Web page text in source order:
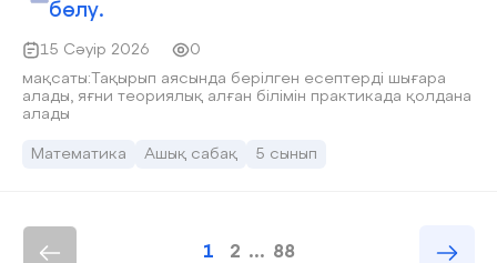
бөлу.
15 Сәуір 2026
0
мақсаты:Тақырып аясында берілген есептерді шығара
алады, яғни теориялық алған білімін практикада қолдана
алады
Математика Ашық сабақ 5 сынып
1 2 ... 88